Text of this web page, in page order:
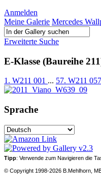
Anmelden
Meine Galerie Mercedes
Erweiterte Suche
E-Klasse (Baureihe
1. W211 001 ... 57. W211 057
Sprache
Tipp: Verwende zum Navigieren die
© Copyright 1998-2026 B.Mehlhorn,